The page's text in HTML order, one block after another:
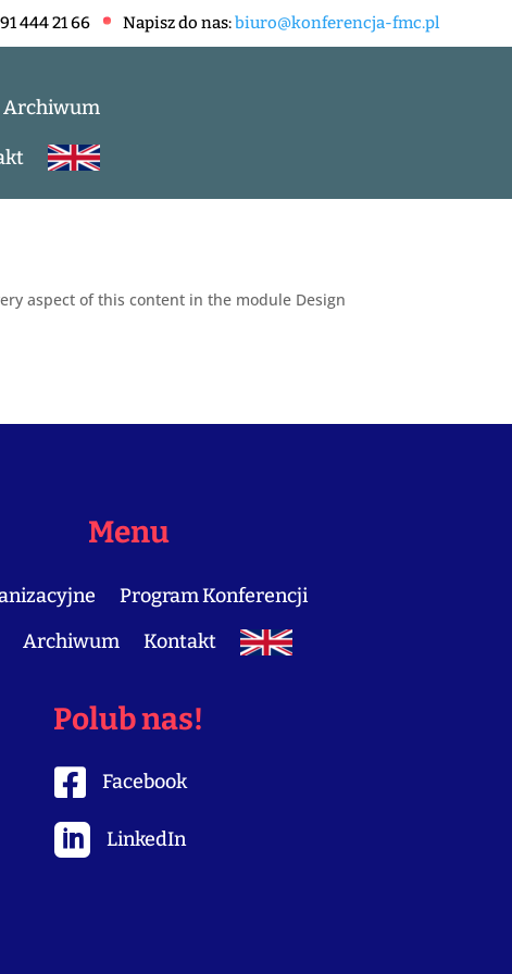
444 21 66 Napisz do nas:biuro@konferencja-fmc.pl
Archiwum
aspect of this content in the module Design
Menu
Program Konferencji
Archiwum Kontakt
Polub nas!

Facebook
 LinkedIn